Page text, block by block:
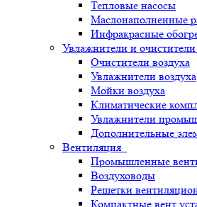
Тепловые насосы
Маслонаполненные
Инфракрасные
Увлажнители и очистители
Очистители воздуха
Увлажнители воздуха
Мойки воздуха
Климатические
Увлажнители
Дополнительные
Вентиляция
Промышленные
Воздуховоды
Решетки
Компактные вент